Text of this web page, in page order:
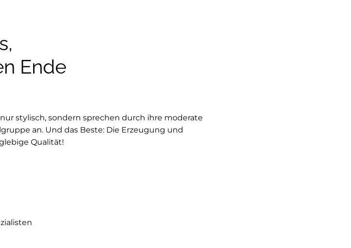
Ende
stylisch, sondern sprechen durch ihre moderate
an. Und das Beste: Die Erzeugung und
Qualität!